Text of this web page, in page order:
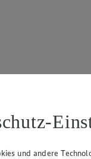
und andere